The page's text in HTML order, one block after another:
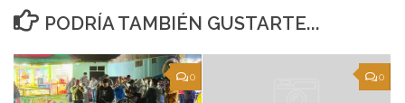
PODRÍA TAMBIÉN GUSTARTE...
0 0